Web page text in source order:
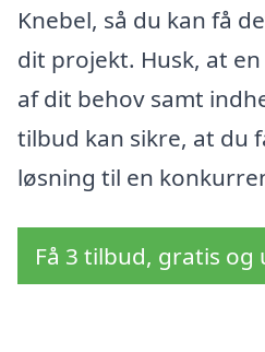
Knebel, så du kan få
dit projekt. Husk, at
af dit behov samt
tilbud kan sikre, at du
løsning til en
Få 3 tilbud, gratis